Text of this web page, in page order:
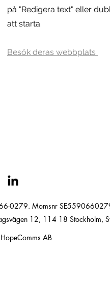
på "Redigera text" eller
att starta.
Besök deras webbplats
0279. Momsnr
12, 114 18 Stockholm,
AB